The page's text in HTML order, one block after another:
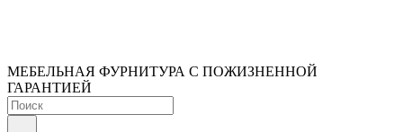
МЕБЕЛЬНАЯ ФУРНИТУРА С ПОЖИЗНЕННОЙ
ГАРАНТИЕЙ